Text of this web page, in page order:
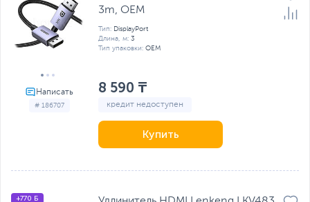
# 186707
3m, OEM
Тип: DisplayPort
Длина, м: 3
Тип упаковки: OEM
8 590 ₸
кредит недоступен
Купить
+770 Б